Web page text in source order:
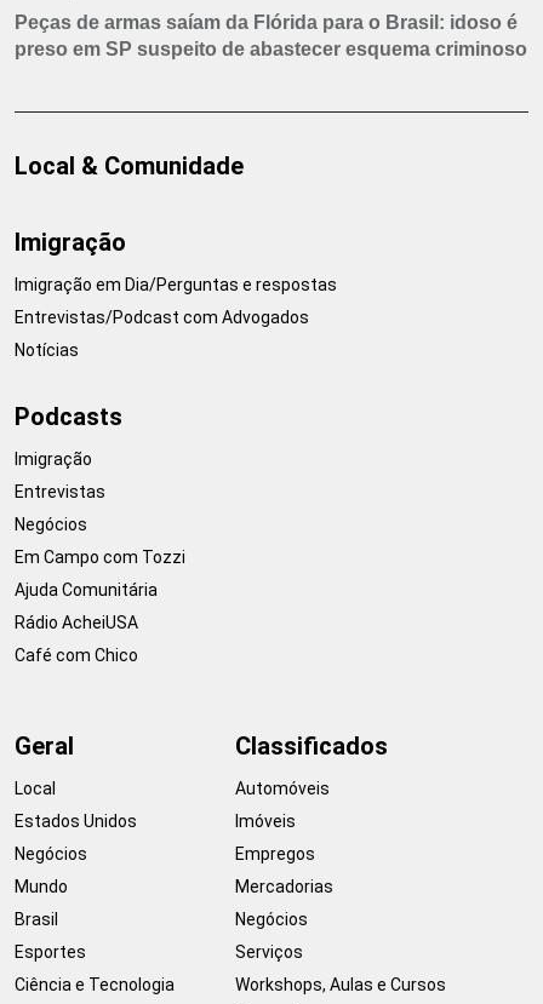
Peças de armas saíam da Flórida para o Brasil: idoso é
preso em SP suspeito de abastecer esquema criminoso
Local & Comunidade
Imigração
Imigração em Dia/Perguntas e respostas
Entrevistas/Podcast com Advogados
Notícias
Podcasts
Imigração
Entrevistas
Negócios
Em Campo com Tozzi
Ajuda Comunitária
Rádio AcheiUSA
Café com Chico
Geral
Local
Estados Unidos
Negócios
Mundo
Brasil
Esportes
Ciência e Tecnologia
Classificados
Automóveis
Imóveis
Empregos
Mercadorias
Negócios
Serviços
Workshops, Aulas e Cursos